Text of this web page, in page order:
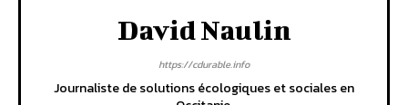
David Naulin
https://cdurable.info
Journaliste de solutions écologiques et sociales en